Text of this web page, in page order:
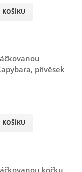
KOŠÍKU
přívěsek
KOŠÍKU
kočku,